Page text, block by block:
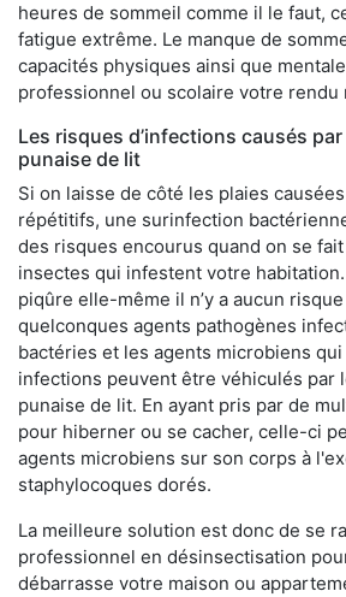
heures de sommeil comme il le faut,
fatigue extrême. Le manque de
capacités physiques ainsi que
professionnel ou scolaire votre rendu
Les risques d’infections causés
punaise de lit
Si on laisse de côté les plaies
répétitifs, une surinfection
des risques encourus quand on se
insectes qui infestent votre habitation.
piqûre elle-même il n’y a aucun
quelconques agents pathogènes
bactéries et les agents microbiens
infections peuvent être véhiculés par
punaise de lit. En ayant pris par de
pour hiberner ou se cacher, celle-ci
agents microbiens sur son corps à
staphylocoques dorés.
La meilleure solution est donc de se
professionnel en désinsectisation
débarrasse votre maison ou